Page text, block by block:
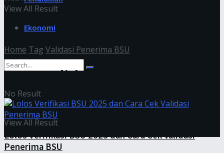
Ekonomi
No Result
View All Result
View All Result
Home Tag Validasi Penerima BSU
Tag:Validasi Penerima BSU
Lolos Verifikasi BSU 2025 dan Cara Cek Validasi
Penerima BSU